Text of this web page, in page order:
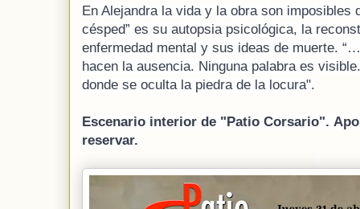
En Alejandra la vida y la obra son imposibles
césped” es su autopsia psicológica, la
enfermedad mental y sus ideas de muerte.
hacen la ausencia. Ninguna palabra es
donde se oculta la piedra de la locura".
Escenario interior de "Patio Corsario".
reservar.